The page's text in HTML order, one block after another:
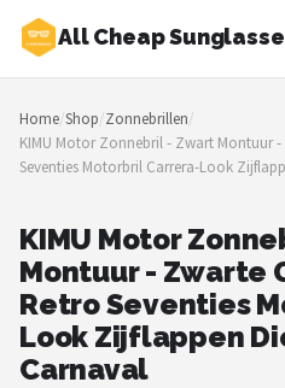
All Cheap
Zoeken
NAVIGATIE
Shop
Merken
Blog
Zonnebrillen
Home/Shop/Zonnebrillen/
KIMU Motor Zonnebril - Zwart Montuur
Seventies Motorbril Carrera-Look
KIMU Motor
Montuur - Zwarte
Retro Seventies
Look Zijflappen
Carnaval